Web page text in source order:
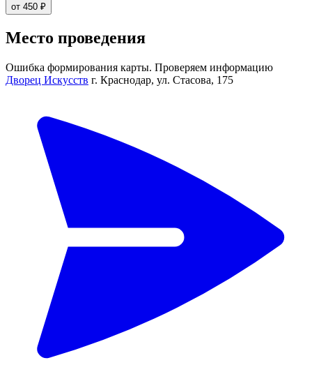
от 450 ₽
Место проведения
Ошибка формирования карты. Проверяем информацию
Дворец Искусств г. Краснодар, ул. Стасова, 175